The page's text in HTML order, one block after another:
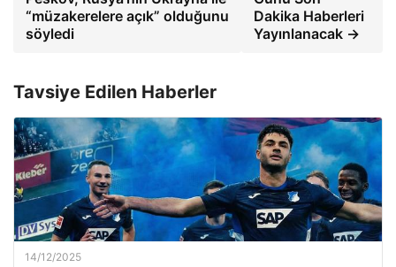
“müzakerelere açık” olduğunu
söyledi
Dakika Haberleri
Yayınlanacak →
Tavsiye Edilen Haberler
14/12/2025